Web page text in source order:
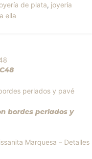
de plata, joyería
ella
bordes perlados y